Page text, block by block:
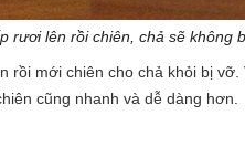
rươi lên rồi chiên, chả sẽ không
rồi mới chiên cho chả khỏi bị
cũng nhanh và dễ dàng hơn.